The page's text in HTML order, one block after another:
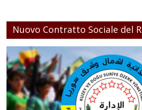
Nuovo Contratto Sociale del